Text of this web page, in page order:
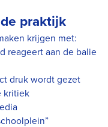
praktijk
krijgen met:
reageert aan de balie
druk wordt gezet
kritiek